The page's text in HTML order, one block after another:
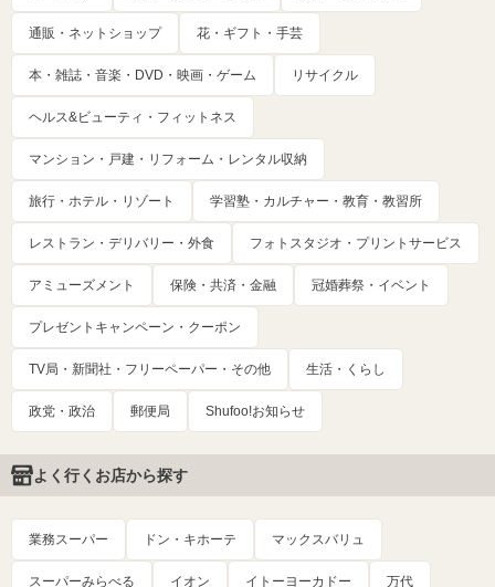
通販・ネットショップ 花・ギフト・手芸
本・雑誌・音楽・DVD・映画・ゲーム リサイクル
ヘルス&ビューティ・フィットネス
マンション・戸建・リフォーム・レンタル収納
旅行・ホテル・リゾート 学習塾・カルチャー・教育・教習所
レストラン・デリバリー・外食 フォトスタジオ・プリントサービス
アミューズメント 保険・共済・金融 冠婚葬祭・イベント
プレゼントキャンペーン・クーポン
TV局・新聞社・フリーペーパー・その他 生活・くらし
政党・政治 郵便局 Shufoo!お知らせ
よく行くお店から探す
業務スーパー ドン・キホーテ マックスバリュ
スーパーみらべる イオン イトーヨーカドー 万代